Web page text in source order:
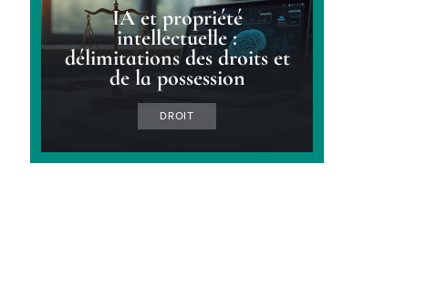
IA et propriété
intellectuelle :
délimitations des droits et
de la possession
DROIT